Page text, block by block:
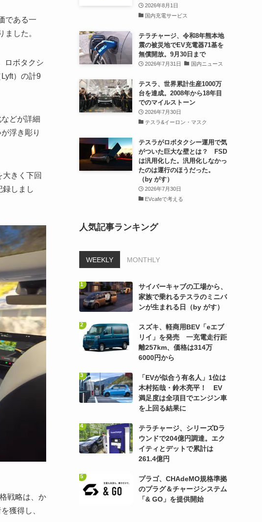
である一
した。
ロボタクシ
）の計9
どが詳細
浮き彫り
きく下回
録しまし
戦略は、か
獲得し、
2026年8月1日
国内充電サービス
テラチャージ、令和8年熊本地
震の被災地でEV充電器71基を
無償開放。9月30日まで
2026年7月31日 国内ニュース
テスラ、世界累計生産1000万
台を達成。2008年から18年目
でのマイルストーン
2026年7月30日
テスラ&イーロン・マスク
テスラがロボタクシー運用で気
がついた巨大な壁とは？ FSD
は汎用化した。汎用化しなかっ
たのは運行のほうだった。
（by がす）
2026年7月30日
EVcafeで考える
人気記事ランキング
WEEKLY MONTHLY
サイバーキャブの工場から、
家族で乗れるテスラのミニバ
ンが生まれる日（by がす）
スズキ、軽商用BEV「eエブ
リイ」を発売 一充電走行距
離257km、価格は314万
6000円から
「EVが似合う有名人」1位は
木村拓哉・鈴木亮平！ EV
満足度は全項目でエンジン車
を上回る結果に
テラチャージ、シリーズDラ
ウンドで204億円調達。エク
イティとデットで累計は
261.4億円
プラゴ、CHAdeMO規格準拠
のプラグ＆チャージシステム
「& GO」を提供開始